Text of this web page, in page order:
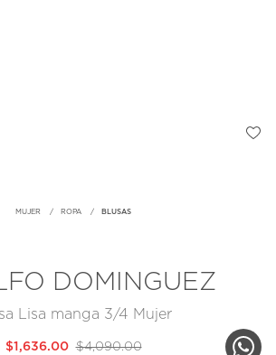
MUJER ROPA BLUSAS
DOMINGUEZ
Lisa manga 3/4 Mujer
$4,090.00
$1,636.00